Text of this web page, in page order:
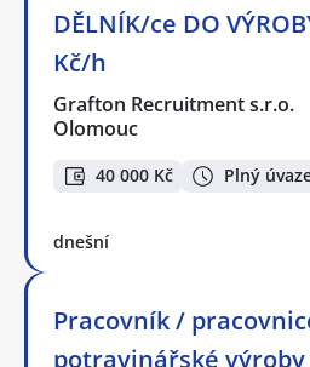
DĚLNÍK/ce DO
Kč/h
Grafton Recruitment s.r.o.
Olomouc
40 000 Kč Plný
dnešní
Pracovník /
potravinářské výroby